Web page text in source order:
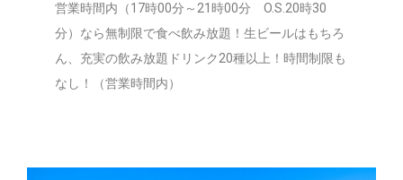
営業時間内（17時00分～21時00分 O.S.20時30
分）なら無制限で食べ飲み放題！生ビールはもちろ
ん、充実の飲み放題ドリンク20種以上！時間制限も
なし！（営業時間内）